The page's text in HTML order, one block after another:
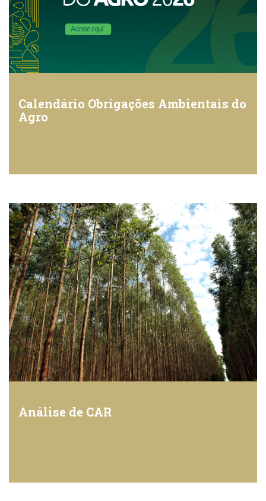
Calendário Obrigações Ambientais do
Agro
Análise de CAR